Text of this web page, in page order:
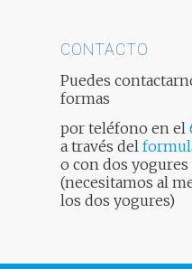
CONTACTO
Puedes
formas
por teléfono en el
a través del
o con dos
(necesitamos al
los dos yogures)